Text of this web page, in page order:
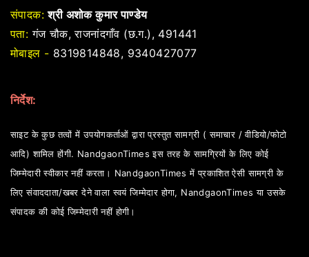
संपादक: श्री अशोक कुमार पाण्डेय
पता: गंज चौक, राजनांदगाँव (छ.ग.), 491441
मोबाइल - 8319814848, 9340427077
निर्देश:
साइट के कुछ तत्वों में उपयोगकर्ताओं द्वारा प्रस्तुत सामग्री ( समाचार / वीडियो/फोटो
आदि) शामिल होंगी. NandgaonTimes इस तरह के सामग्रियों के लिए कोई
जिम्मेदारी स्वीकार नहीं करता। NandgaonTimes में प्रकाशित ऐसी सामग्री के
लिए संवाददाता/खबर देने वाला स्वयं जिम्मेदार होगा, NandgaonTimes या उसके
संपादक की कोई जिम्मेदारी नहीं होगी।